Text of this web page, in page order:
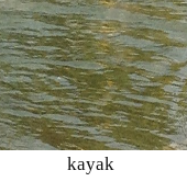
kayak